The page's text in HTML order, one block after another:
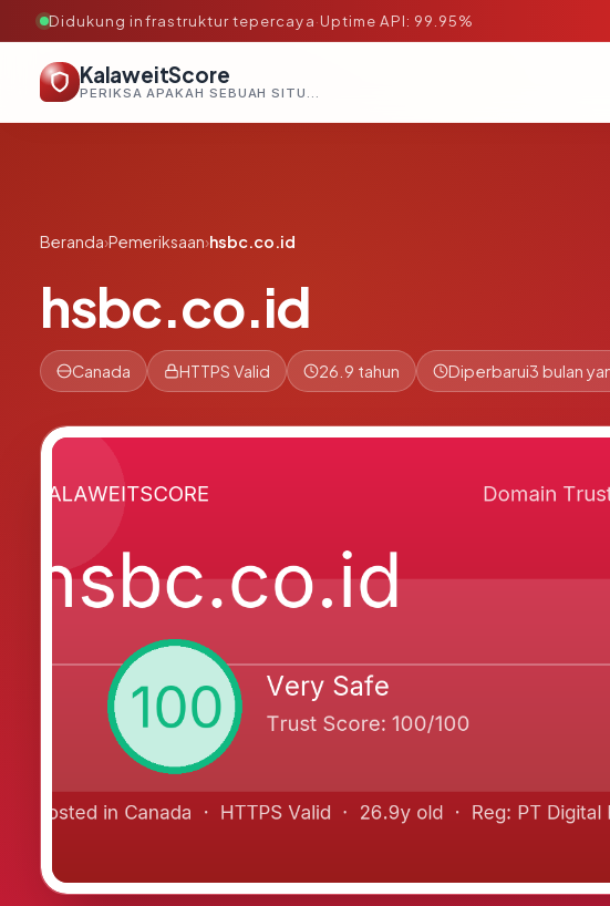
Didukung infrastruktur tepercaya·Uptime API: 99.95%
KalaweitScore
PERIKSA APAKAH SEBUAH SITUS AMAN, TEPERCAYA, DAN TERVERIFIKASI DALAM HITUNGAN DETIK.
Beranda›Pemeriksaan›hsbc.co.id
hsbc.co.id
Canada HTTPS Valid 26.9 tahun Diperbarui3 bulan